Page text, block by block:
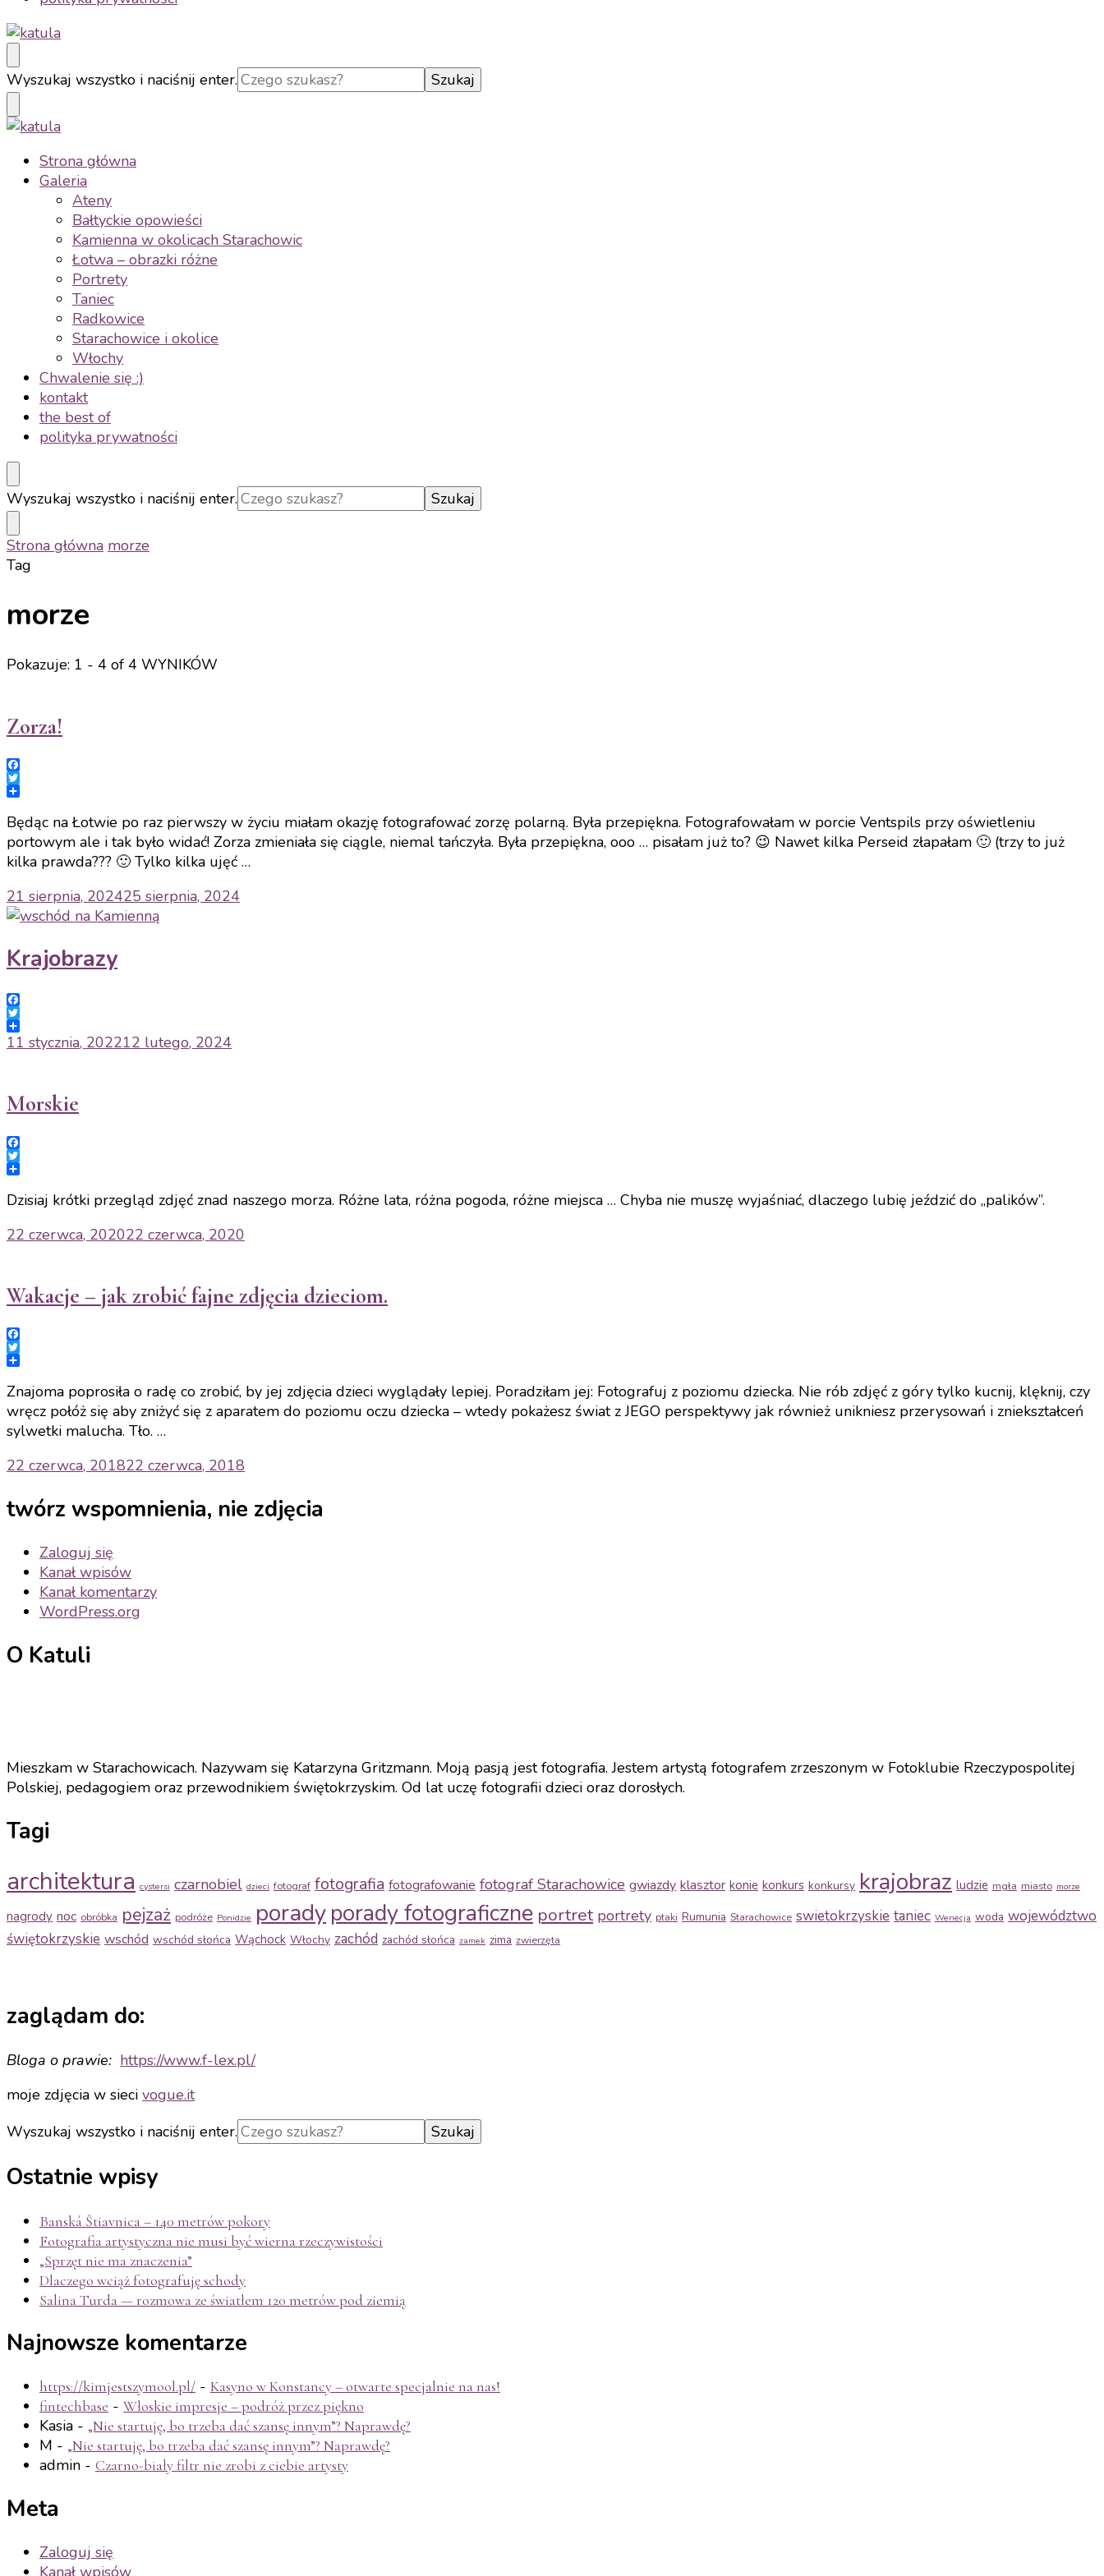
katula
twórz wspomnienia, nie zdjęcia
Szukasz
czegoś?
Wyszukaj wszystko i naciśnij enter.
katula
twórz wspomnienia, nie zdjęcia
Strona główna
Galeria
Ateny
Bałtyckie opowieści
Kamienna w okolicach Starachowic
Łotwa – obrazki różne
Portrety
Taniec
Radkowice
Starachowice i okolice
Włochy
Chwalenie się :)
kontakt
the best of
polityka prywatności
Szukasz
czegoś?
Wyszukaj wszystko i naciśnij enter.
Strona główna morze
Tag
morze
Pokazuje: 1 - 4 of 4 WYNIKÓW
Zorza!
Facebook
Twitter
Share
Będąc na Łotwie po raz pierwszy w życiu miałam okazję fotografować zorzę polarną. Była przepiękna. Fotografowałam w porcie Ventspils przy oświetleniu
portowym ale i tak było widać! Zorza zmieniała się ciągle, niemal tańczyła. Była przepiękna, ooo … pisałam już to? 😉 Nawet kilka Perseid złapałam 🙂 (trzy to już
kilka prawda??? 🙂 Tylko kilka ujęć …
21 sierpnia, 202425 sierpnia, 2024
Krajobrazy
Facebook
Twitter
Share
11 stycznia, 202212 lutego, 2024
Morskie
Facebook
Twitter
Share
Dzisiaj krótki przegląd zdjęć znad naszego morza. Różne lata, różna pogoda, różne miejsca … Chyba nie muszę wyjaśniać, dlaczego lubię jeździć do „palików”.
22 czerwca, 202022 czerwca, 2020
Wakacje – jak zrobić fajne zdjęcia dzieciom.
Facebook
Twitter
Znajoma poprosiła o radę co zrobić, by jej zdjęcia dzieci wyglądały lepiej. Poradziłam jej: Fotografuj z poziomu dziecka. Nie rób zdjęć z góry tylko kucnij, klęknij, czy
wręcz połóż się aby zniżyć się z aparatem do poziomu oczu dziecka – wtedy pokażesz świat z JEGO perspektywy jak również unikniesz przerysowań i zniekształceń
sylwetki malucha. Tło. …
22 czerwca, 201822 czerwca, 2018
twórz wspomnienia, nie zdjęcia
Zaloguj się
Kanał wpisów
Kanał komentarzy
WordPress.org
O Katuli
Mieszkam w Starachowicach. Nazywam się Katarzyna Gritzmann. Moją pasją jest fotografia. Jestem artystą fotografem zrzeszonym w Fotoklubie Rzeczypospolitej
Polskiej, pedagogiem oraz przewodnikiem świętokrzyskim. Od lat uczę fotografii dzieci oraz dorosłych.
Tagi
architektura cystersi czarnobiel dzieci fotograf fotografia fotografowanie fotograf Starachowice gwiazdy klasztor konie konkurs konkursy krajobraz ludzie mgła miasto morze
nagrody noc obróbka pejzaż podróże Ponidzie poradyporady fotograficzne portret portrety ptaki Rumunia Starachowice swietokrzyskie taniec Wenecja woda województwo
świętokrzyskie wschód wschód słońca Wąchock Włochy zachód zachód słońca zamek zima zwierzęta
zaglądam do:
Bloga o prawie: https://www.f-lex.pl/
moje zdjęcia w sieci vogue.it
Szukasz
Wyszukaj wszystko i naciśnij enter.
Ostatnie wpisy
Banská Štiavnica – 140 metrów pokory
Fotografia artystyczna nie musi być wierna rzeczywistości
„Sprzęt nie ma znaczenia”
Dlaczego wciąż fotografuję schody
Salina Turda — rozmowa ze światłem 120 metrów pod ziemią
Najnowsze komentarze
https://kimjestszymool.pl/ - Kasyno w Konstancy – otwarte specjalnie na nas!
fintechbase - Włoskie impresje – podróż przez piękno
Kasia - „Nie startuję, bo trzeba dać szansę innym”? Naprawdę?
M - „Nie startuję, bo trzeba dać szansę innym”? Naprawdę?
admin - Czarno-biały filtr nie zrobi z ciebie artysty
Meta
Zaloguj się
Kanał wpisów